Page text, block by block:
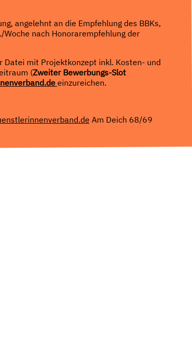
angelehnt an die Empfehlung des BBKs,
nach Honorarempfehlung der
Datei mit Projektkonzept inkl. Kosten- und
(Zweiter Bewerbungs-Slot
einzureichen.
and.de Am Deich 68/69